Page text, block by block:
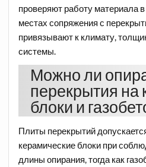
проверяют работу материала
местах сопряжения с
привязывают к климату,
системы.
Можно ли
перекрытия на
блоки и
Плиты перекрытий
керамические блоки при
длины опирания, тогда как